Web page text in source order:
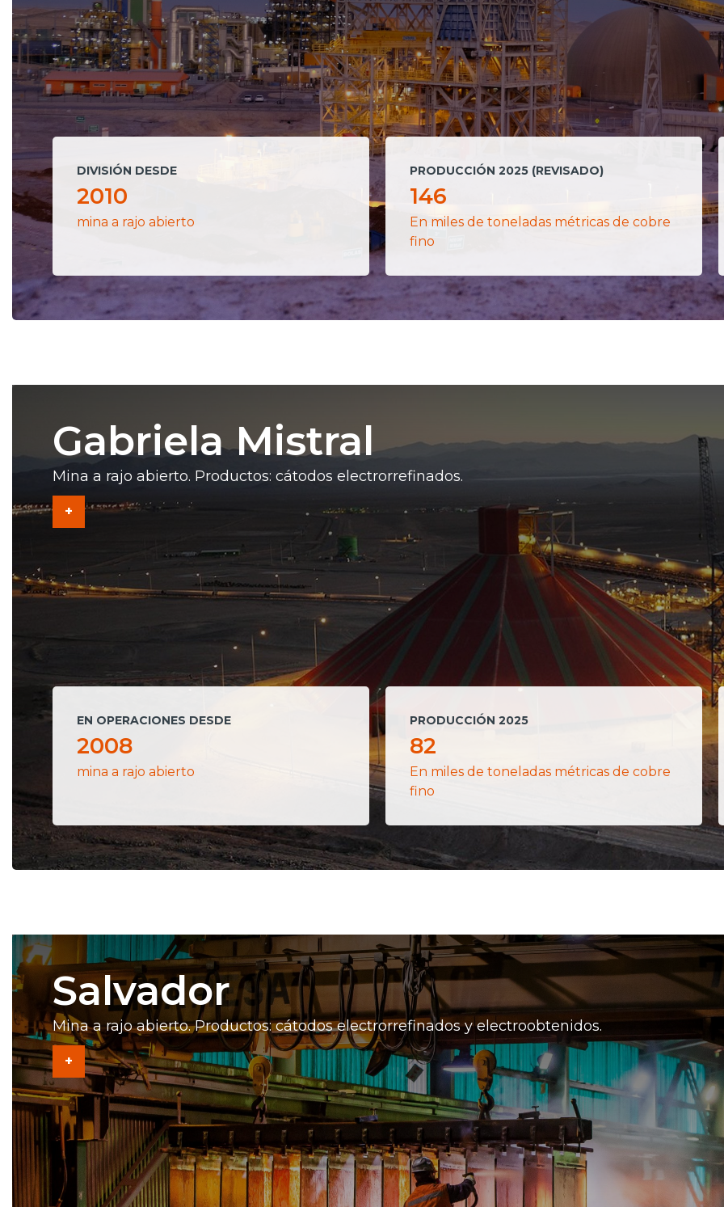
DIVISIÓN DESDE
2010
mina a rajo abierto
PRODUCCIÓN 2025 (REVISADO)
146
En miles de toneladas métricas de cobre
fino
Gabriela Mistral
Mina a rajo abierto. Productos: cátodos electrorrefinados.
+
EN OPERACIONES DESDE
2008
mina a rajo abierto
PRODUCCIÓN 2025
82
En miles de toneladas métricas de cobre
fino
Salvador
Mina a rajo abierto. Productos: cátodos electrorrefinados y electroobtenidos.
+